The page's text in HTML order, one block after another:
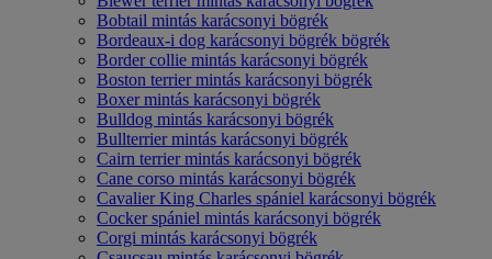
Bobtail mintás karácsonyi bögrék
Bordeaux-i dog karácsonyi bögrék bögrék
Border collie mintás karácsonyi bögrék
Boston terrier mintás karácsonyi bögrék
Boxer mintás karácsonyi bögrék
Bulldog mintás karácsonyi bögrék
Bullterrier mintás karácsonyi bögrék
Cairn terrier mintás karácsonyi bögrék
Cane corso mintás karácsonyi bögrék
Cavalier King Charles spániel karácsonyi bögrék
Cocker spániel mintás karácsonyi bögrék
Corgi mintás karácsonyi bögrék